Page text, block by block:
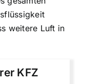
weitere Luft in
KFZ